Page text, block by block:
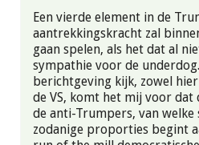
Een vierde element in de
aantrekkingskracht zal
gaan spelen, als het dat al
sympathie voor de
berichtgeving kijk, zowel
de VS, komt het mij voor dat
de anti-Trumpers, van
zodanige proporties begint